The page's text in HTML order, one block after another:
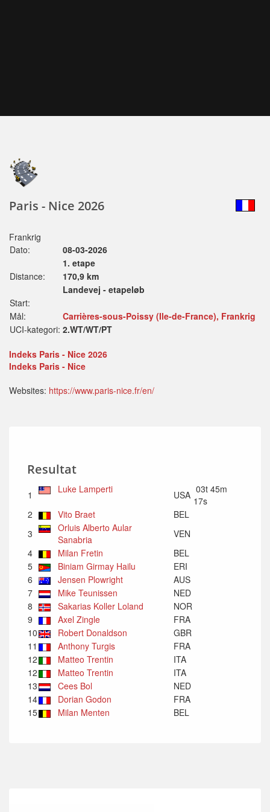
Paris - Nice 2026
Frankrig
Dato:
08-03-2026
1. etape
Distance:
170,9 km
Landevej - etapeløb
Start:
Mål:
Carrières-sous-Poissy (Ile-de-France), Frankrig
UCI-kategori: 2.WT/WT/PT
Indeks Paris - Nice 2026
Indeks Paris - Nice
Websites: https://www.paris-nice.fr/en/
Resultat
1 Luke Lamperti USA 03t 45m
17s
2
Vito Braet
BEL
3
Orluis Alberto Aular
Sanabria
VEN
4
Milan Fretin
BEL
5
Biniam Girmay Hailu
ERI
6
Jensen Plowright
AUS
7
Mike Teunissen
NED
8
Sakarias Koller Loland
NOR
9
Axel Zingle
FRA
10
Robert Donaldson
GBR
11
Anthony Turgis
FRA
12
Matteo Trentin
ITA
12
Matteo Trentin
ITA
13
Cees Bol
NED
14
Dorian Godon
FRA
15
Milan Menten BEL